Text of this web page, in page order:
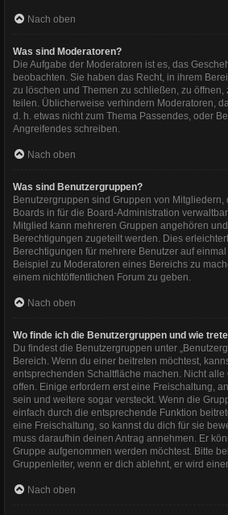
Nach oben
Was sind Moderatoren?
Die Aufgabe der Moderatoren ist es, das
beobachten. Sie haben das Recht, in ihrem
zu löschen und Themen zu schließen, zu öffnen,
teilen. Üblicherweise verhindern Moderatoren,
d. h. etwas nicht zum Thema Passendes, oder
Angreifendes schreiben.
Nach oben
Was sind Benutzergruppen?
Benutzergruppen sind Gruppen von
Boards in für die Board-Administration
Mitglied kann mehreren Gruppen angehören
Berechtigungen zugeteilt werden. Dies
Berechtigungen für mehrere Benutzer auf
Beispiel zu Moderatoren eines Bereichs zu
einem nichtöffentlichen Forum zu geben.
Nach oben
Wo finde ich die Benutzergruppen und wie
Du findest die Benutzergruppen unter
Bereich. Wenn du einer beitreten möchtest,
entsprechenden Schaltfläche machen. Nicht
offen. Einige erfordern erst eine Freischaltung,
sein und weitere sogar versteckt. Wenn die
einfach durch die entsprechende Funktion
eine Freischaltung, so kannst du dich für sie
muss daraufhin deinen Antrag annehmen. Er
Gruppe aufgenommen werden möchtest. Bitte
Gruppenleiter, wenn er dich ablehnt, er wird
Nach oben